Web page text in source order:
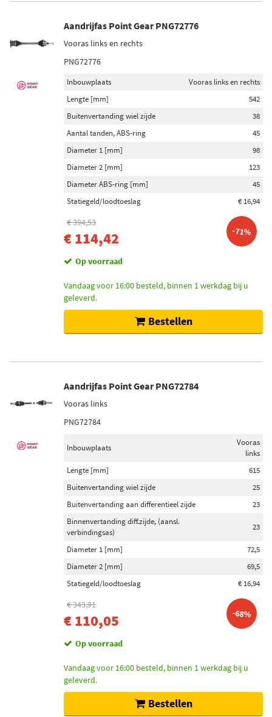
Aandrijfas Point Gear PNG72776
Vooras links en rechts
PNG72776
Inbouwplaats
Vooras links en rechts
Lengte [mm]
542
Buitenvertanding wiel zijde
38
Aantal tanden, ABS-ring
45
Diameter 1 [mm]
98
Diameter 2 [mm]
123
Diameter ABS-ring [mm]
45
Statiegeld/loodtoeslag
€ 16,94
€ 394,53
€ 114,42 -71%
Op voorraad
Vandaag voor 16:00 besteld, binnen 1 werkdag bij u
geleverd.
Bestellen
Aandrijfas Point Gear PNG72784
Vooras links
PNG72784
Inbouwplaats
Vooras
links
Lengte [mm]
615
Buitenvertanding wiel zijde
25
Buitenvertanding aan differentieel zijde
23
Binnenvertanding diff.zijde, (aansl.
verbindingsas)
23
Diameter 1 [mm]
72,5
Diameter 2 [mm]
69,5
Statiegeld/loodtoeslag
€ 16,94
€ 343,91
€ 110,05 -68%
Op voorraad
Vandaag voor 16:00 besteld, binnen 1 werkdag bij u
geleverd.
Bestellen